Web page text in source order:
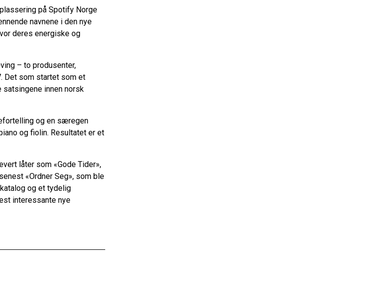
på Spotify Norge
navnene i den nye
deres energiske og
– to produsenter,
Det som startet som et
innen norsk
og en særegen
og fiolin. Resultatet er et
låter som «Gode Tider»,
«Ordner Seg», som ble
og et tydelig
interessante nye